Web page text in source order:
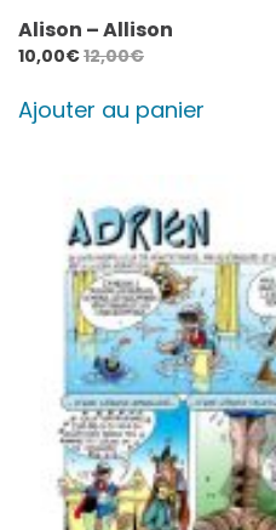
Alison – Allison
10,00€12,00€
Ajouter au panier